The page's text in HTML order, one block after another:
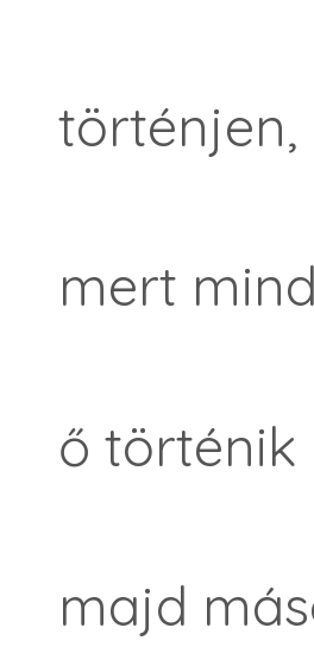
történjen,
mert
ő történik
majd